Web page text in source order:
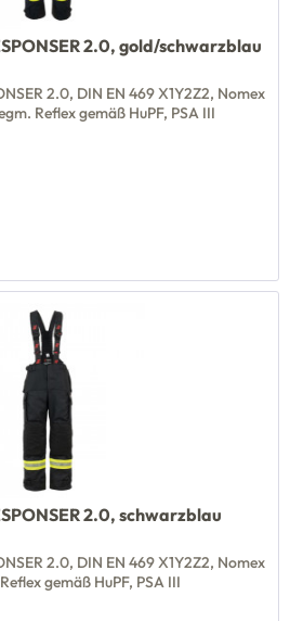
2.0, gold/schwarzblau
2.0, DIN EN 469 X1Y2Z2, Nomex
Reflex gemäß HuPF, PSA III
2.0, schwarzblau
2.0, DIN EN 469 X1Y2Z2, Nomex
gemäß HuPF, PSA III